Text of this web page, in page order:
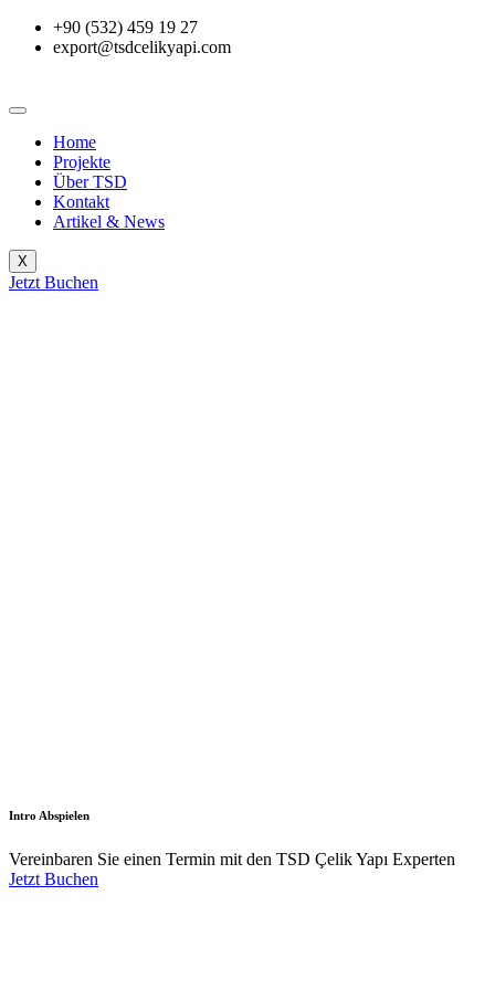
+90 (532) 459 19 27
export@tsdcelikyapi.com
Home
Projekte
Über TSD
Kontakt
Artikel & News
X
Jetzt Buchen
Intro Abspielen
Vereinbaren Sie einen Termin mit den TSD Çelik Yapı Experten
Jetzt Buchen